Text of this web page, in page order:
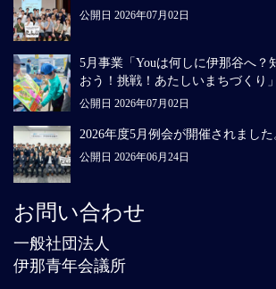
公開日 2026年07月02日
5月事業「Youは何しに伊那谷へ？
おう！挑戦！あたしいまちづくり」
公開日 2026年07月02日
2026年度5月例会が開催されました
公開日 2026年06月24日
お問い合わせ
一般社団法人
伊那青年会議所